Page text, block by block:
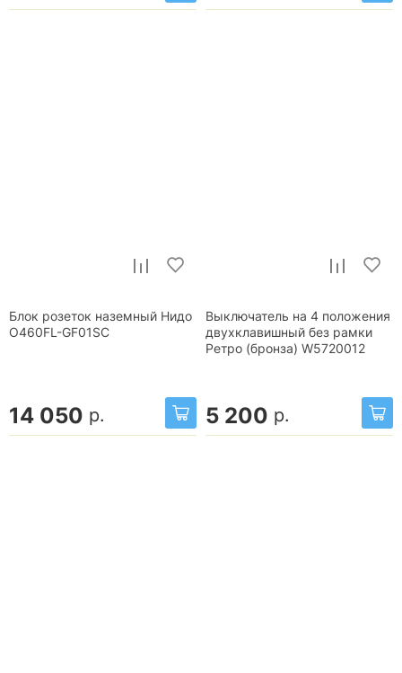
Блок розеток наземный Нидо
O460FL-GF01SC
14 050 р.
Выключатель на 4 положения
двухклавишный без рамки
Ретро (бронза) W5720012
5 200 р.